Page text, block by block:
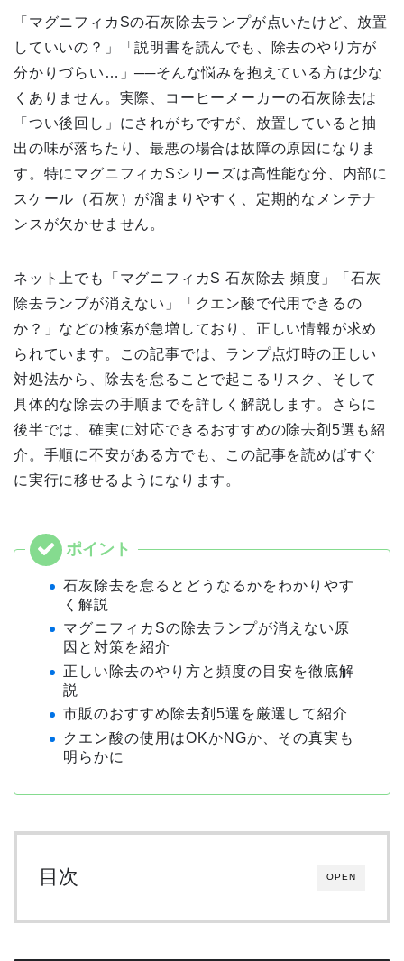
「マグニフィカSの石灰除去ランプが点いたけど、放置
していいの？」「説明書を読んでも、除去のやり方が
分かりづらい…」──そんな悩みを抱えている方は少な
くありません。実際、コーヒーメーカーの石灰除去は
「つい後回し」にされがちですが、放置していると抽
出の味が落ちたり、最悪の場合は故障の原因になりま
す。特にマグニフィカSシリーズは高性能な分、内部に
スケール（石灰）が溜まりやすく、定期的なメンテナ
ンスが欠かせません。
ネット上でも「マグニフィカS 石灰除去 頻度」「石灰
除去ランプが消えない」「クエン酸で代用できるの
か？」などの検索が急増しており、正しい情報が求め
られています。この記事では、ランプ点灯時の正しい
対処法から、除去を怠ることで起こるリスク、そして
具体的な除去の手順までを詳しく解説します。さらに
後半では、確実に対応できるおすすめの除去剤5選も紹
介。手順に不安がある方でも、この記事を読めばすぐ
に実行に移せるようになります。
石灰除去を怠るとどうなるかをわかりやす
く解説
マグニフィカSの除去ランプが消えない原
因と対策を紹介
正しい除去のやり方と頻度の目安を徹底解
説
市販のおすすめ除去剤5選を厳選して紹介
クエン酸の使用はOKかNGか、その真実も
明らかに
OPEN
目次